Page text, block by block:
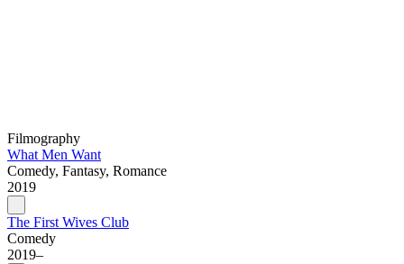
Filmography
What Men Want
Comedy, Fantasy, Romance
2019
The First Wives Club
Comedy
2019–